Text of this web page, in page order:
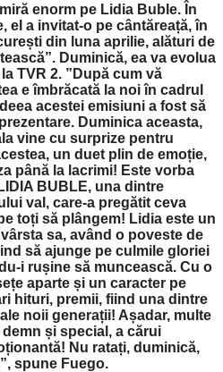
enorm pe Lidia Buble. În
el a invitat-o pe cântăreață, în
din luna aprilie, alături de
Duminică, ea va evolua
TVR 2. ” După cum vă
e îmbrăcată la noi în cadrul
acestei emisiuni a fost să
Duminica aceasta,
vine cu surprize pentru
un duet plin de emoție,
până la lacrimi! Este vorba
BUBLE, una dintre
val, care-a pregătit ceva
toți să plângem! Lidia este un
sa, având o poveste de
să ajunge pe culmile gloriei
i rușine să muncească. Cu o
aparte și un caracter pe
hituri, premii, fiind una dintre
noii generații! Așadar, multe
și special, a cărui
Nu ratați, duminică,
”, spune Fuego.